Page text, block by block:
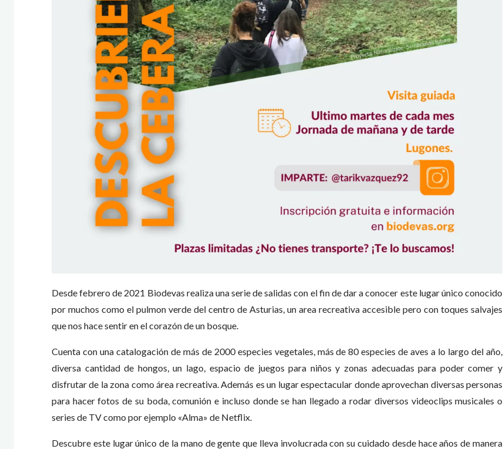
Desde febrero de 2021 Biodevas realiza una serie de salidas con el fin de dar a conocer este lugar único conocido
por muchos como el pulmon verde del centro de Asturias, un area recreativa accesible pero con toques salvajes
que nos hace sentir en el corazón de un bosque.
Cuenta con una catalogación de más de 2000 especies vegetales, más de 80 especies de aves a lo largo del año,
diversa cantidad de hongos, un lago, espacio de juegos para niños y zonas adecuadas para poder comer y
disfrutar de la zona como área recreativa. Además es un lugar espectacular donde aprovechan diversas personas
para hacer fotos de su boda, comunión e incluso donde se han llegado a rodar diversos videoclips musicales o
series de TV como por ejemplo «Alma» de Netflix.
Descubre este lugar único de la mano de gente que lleva involucrada con su cuidado desde hace años de manera